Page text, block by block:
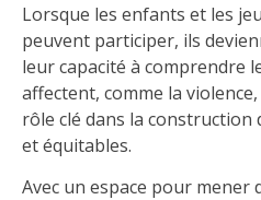
Lorsque les enfants et les
peuvent participer, ils
leur capacité à comprendre
affectent, comme la
rôle clé dans la construction
et équitables.
Avec un espace pour mener